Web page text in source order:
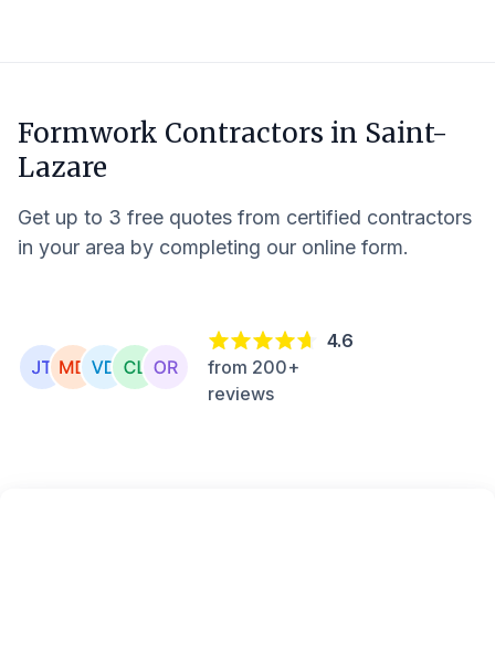
Formwork Contractors in Saint-
Lazare
Get up to 3 free quotes from certified contractors
in your area by completing our online form.
4.6
from 200+
reviews